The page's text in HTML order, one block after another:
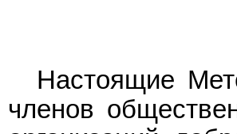
Настоящие
членов